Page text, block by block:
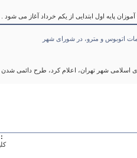
پایه اول ابتدایی از یکم خرداد آغاز می شود .
اتوبوس و مترو، در شورای شهر
اسلامی شهر تهران، اعلام کرد، طرح دائمی